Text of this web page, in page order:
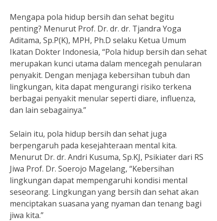
Mengapa pola hidup bersih dan sehat begitu
penting? Menurut Prof. Dr. dr. dr. Tjandra Yoga
Aditama, Sp.P(K), MPH, Ph.D selaku Ketua Umum
Ikatan Dokter Indonesia, “Pola hidup bersih dan sehat
merupakan kunci utama dalam mencegah penularan
penyakit. Dengan menjaga kebersihan tubuh dan
lingkungan, kita dapat mengurangi risiko terkena
berbagai penyakit menular seperti diare, influenza,
dan lain sebagainya.”
Selain itu, pola hidup bersih dan sehat juga
berpengaruh pada kesejahteraan mental kita.
Menurut Dr. dr. Andri Kusuma, Sp.KJ, Psikiater dari RS
Jiwa Prof. Dr. Soerojo Magelang, “Kebersihan
lingkungan dapat mempengaruhi kondisi mental
seseorang. Lingkungan yang bersih dan sehat akan
menciptakan suasana yang nyaman dan tenang bagi
jiwa kita.”